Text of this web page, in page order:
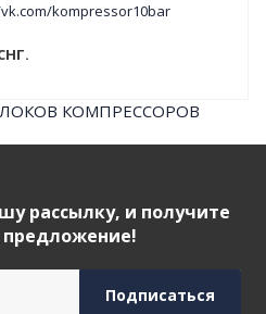
kompressor10bar
рассылку, и получите